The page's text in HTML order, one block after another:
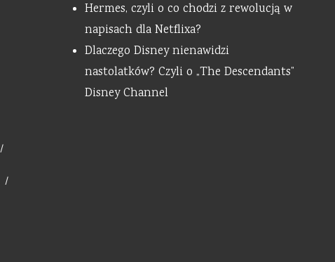
Hermes, czyli o co chodzi z rewolucją w
napisach dla Netflixa?
Dlaczego Disney nienawidzi
nastolatków? Czyli o „The Descendants”
Disney Channel